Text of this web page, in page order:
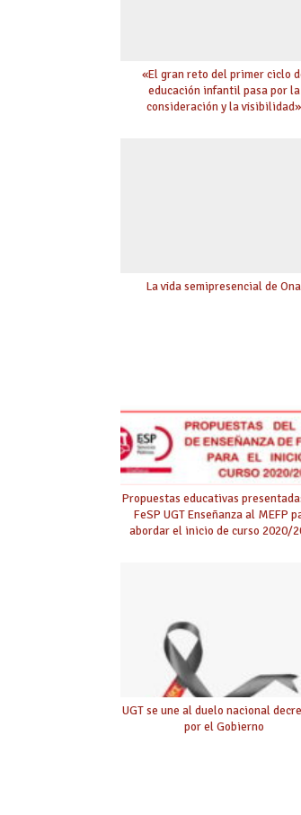
«El gran reto del primer ciclo
educación infantil pasa por la
consideración y la visibilidad»
La vida semipresencial de Ona
Propuestas educativas
FeSP UGT Enseñanza al MEFP
abordar el inicio de curso 2020/
UGT se une al duelo nacional
por el Gobierno